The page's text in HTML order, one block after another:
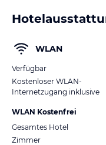
WLAN
Verfügbar
Kostenloser WLAN-
Internetzugang inklusive
WLAN Kostenfrei
Gesamtes Hotel
Zimmer